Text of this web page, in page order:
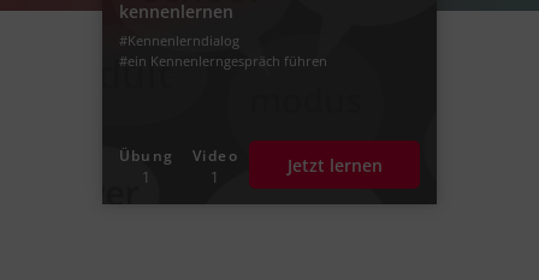
kennenlernen
#Kennenlerndialog
#ein Kennenlerngespräch führen
Übung
1
Video
1
Jetzt lernen